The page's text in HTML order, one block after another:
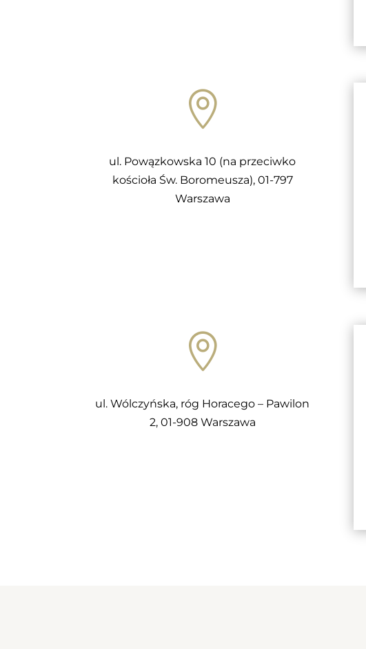

ul. Powązkowska 10 (na przeciwko
kościoła Św. Boromeusza), 01-797
Warszawa

ul. Wólczyńska, róg Horacego – Pawilon
2, 01-908 Warszawa